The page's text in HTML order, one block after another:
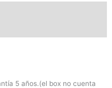
5 años.(el box no cuenta